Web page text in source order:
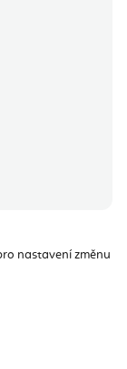
nastavení změnu